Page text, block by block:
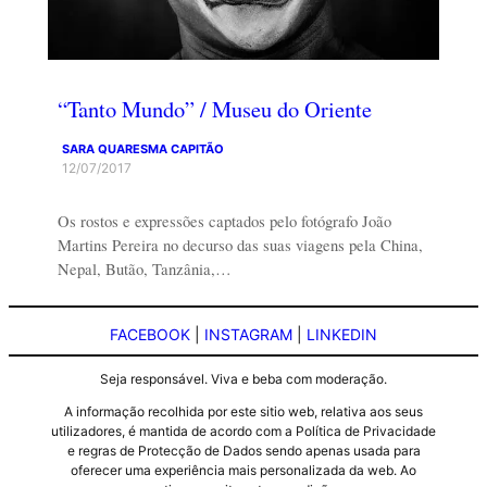
“Tanto Mundo” / Museu do Oriente
SARA QUARESMA CAPITÃO
12/07/2017
Os rostos e expressões captados pelo fotógrafo João
Martins Pereira no decurso das suas viagens pela China,
Nepal, Butão, Tanzânia,…
FACEBOOK INSTAGRAM LINKEDIN
Seja responsável. Viva e beba com moderação.
A informação recolhida por este sitio web, relativa aos seus
utilizadores, é mantida de acordo com a Política de Privacidade
e regras de Protecção de Dados sendo apenas usada para
oferecer uma experiência mais personalizada da web. Ao